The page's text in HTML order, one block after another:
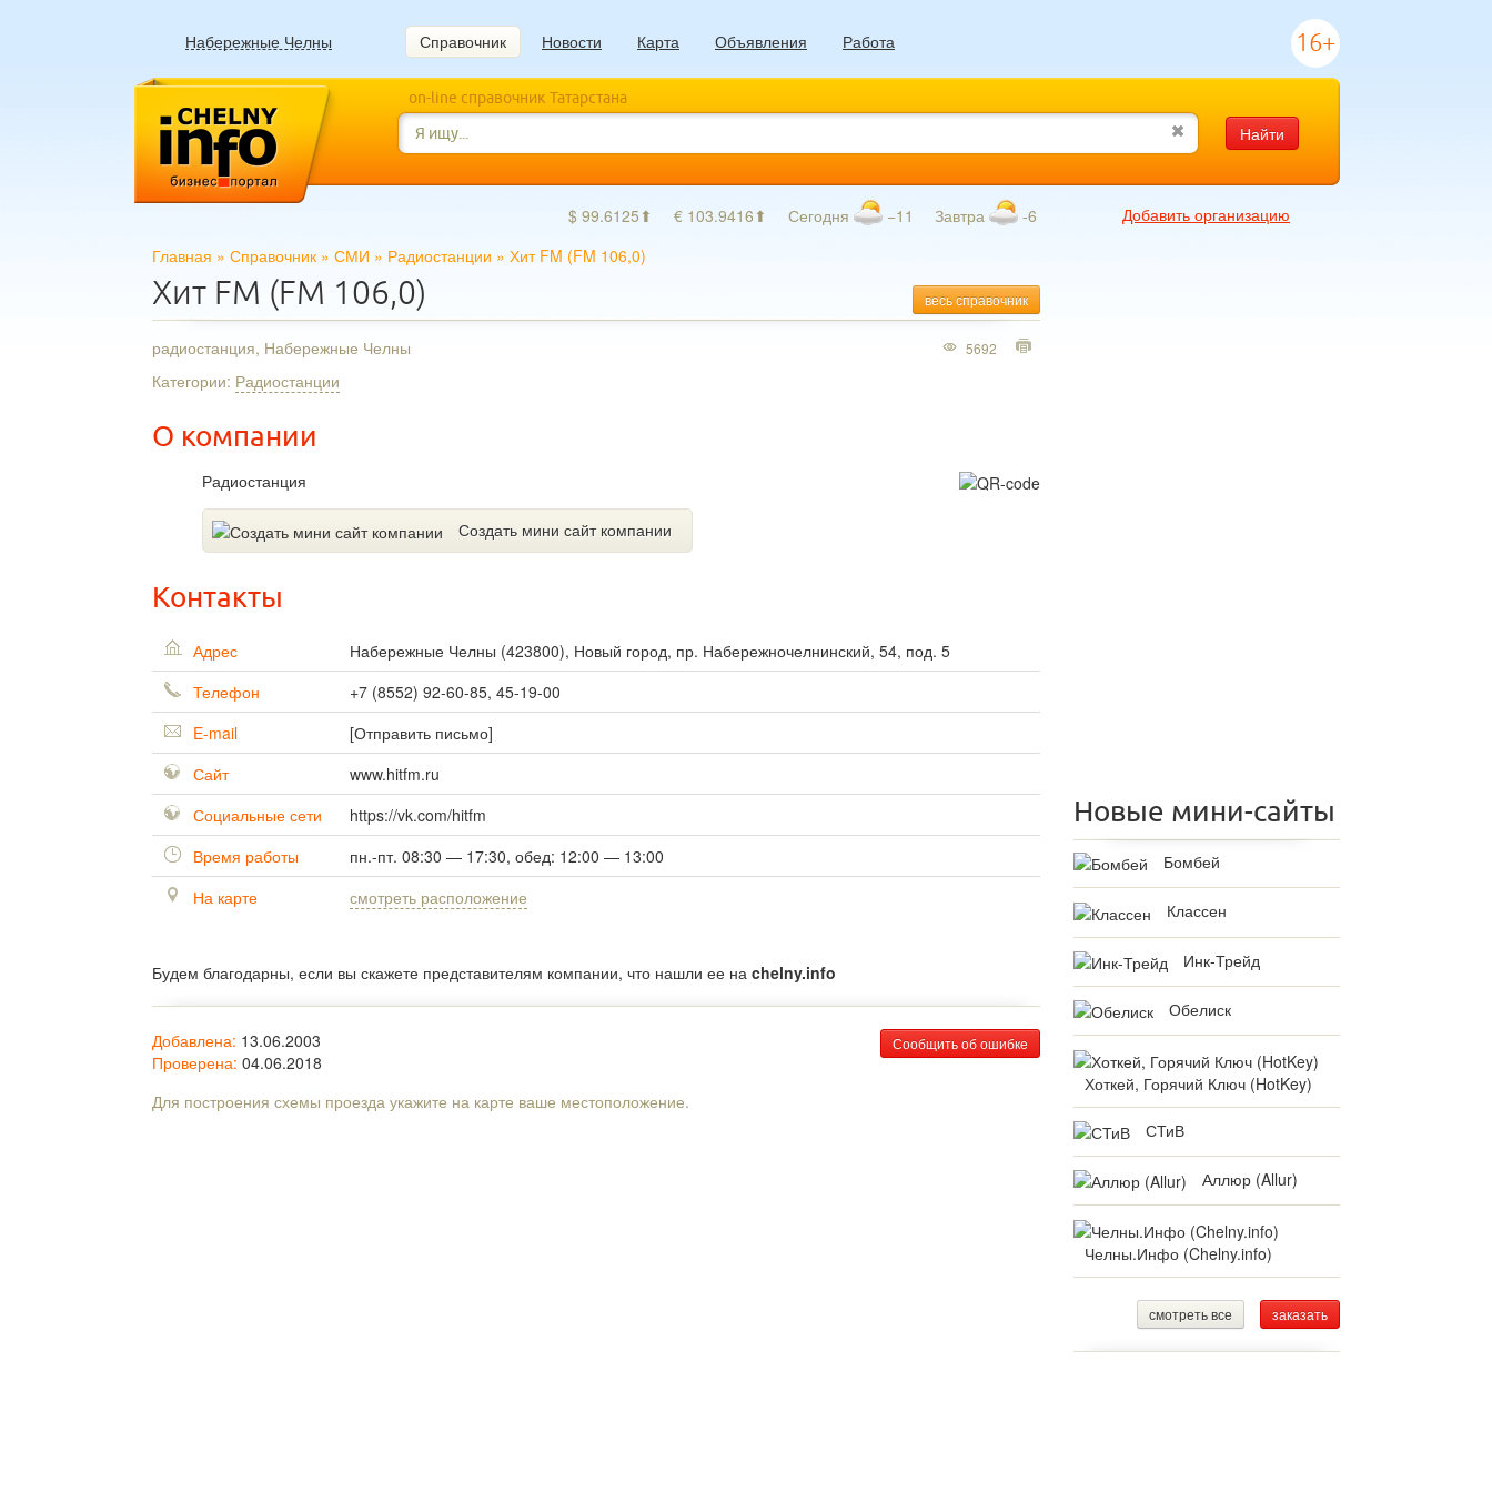
Набережные Челны Справочник Новости Карта Объявления Работа 16+
on-line справочник Татарстана
Найти
$ 99.6125⬆ € 103.9416⬆ Сегодня −11 Завтра -6
Добавить организацию
Главная » Справочник » СМИ » Радиостанции » Хит FM (FM 106,0)
весь справочник
Хит FM (FM 106,0)
радиостанция, Набережные Челны
Категории: Радиостанции
О компании
Радиостанция
Создать мини сайт компании
5692
Контакты
Адрес Набережные Челны (423800), Новый город, пр. Набережночелнинский, 54, под. 5
Телефон
+7 (8552) 92-60-85, 45-19-00
E-mail
[Отправить письмо]
Сайт
www.hitfm.ru
Социальные сети
https://vk.com/hitfm
Время работы
пн.-пт. 08:30 — 17:30, обед: 12:00 — 13:00
На карте
смотреть расположение
Будем благодарны, если вы скажете представителям компании, что нашли ее на chelny.info
Сообщить об ошибке
Добавлена: 13.06.2003
Проверена: 04.06.2018
Для построения схемы проезда укажите на карте ваше местоположение.
Новые мини-сайты
Бомбей
Классен
Инк-Трейд
Обелиск
Хоткей, Горячий Ключ (HotKey)
СТиВ
Аллюр (Allur)
Челны.Инфо (Chelny.info)
смотреть все заказать